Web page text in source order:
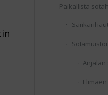
Paikallista
Anjalan